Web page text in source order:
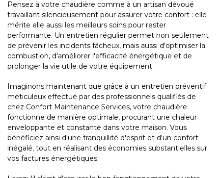
Pensez à votre chaudière comme à un artisan dévoué
travaillant silencieusement pour assurer votre confort : elle
mérite elle aussi les meilleurs soins pour rester
performante. Un entretien régulier permet non seulement
de prévenir les incidents fâcheux, mais aussi d'optimiser la
combustion, d'améliorer l'efficacité énergétique et de
prolonger la vie utile de votre équipement.
Imaginons maintenant que grâce à un entretien préventif
méticuleux effectué par des professionnels qualifiés de
chez Confort Maintenance Services, votre chaudière
fonctionne de manière optimale, procurant une chaleur
enveloppante et constante dans votre maison. Vous
bénéficiez ainsi d'une tranquillité d'esprit et d'un confort
inégalé, tout en réalisant des économies substantielles sur
vos factures énergétiques.